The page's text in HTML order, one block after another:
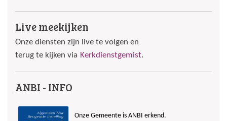
Live meekijken
Onze diensten zijn live te volgen en
terug te kijken via Kerkdienstgemist.
ANBI - INFO
Onze Gemeente is ANBI erkend.